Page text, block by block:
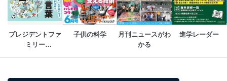
プレジデントファ
ミリー
子供の科学
月刊ニュースがわ
かる
進学レーダー